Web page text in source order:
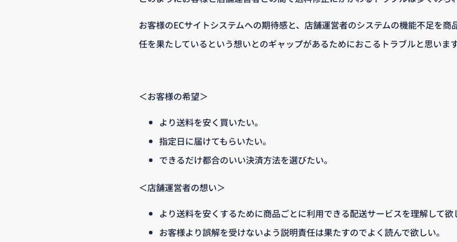
お客様のECサイトシステムへの期待感と、店舗運営者のシステムの機能不足を商
任を果たしているという想いとのギャップがあるためにおこるトラブルと思います
＜お客様の希望＞
より送料を安く買いたい。
指定日に届けてもらいたい。
できるだけ都合のいい決済方法を選びたい。
＜店舗運営者の想い＞
より送料を安くするために商品ごとに利用できる配送サービスを理解して欲
お客様より誤解を受けないよう説明責任は果たすのでよく読んで欲しい。